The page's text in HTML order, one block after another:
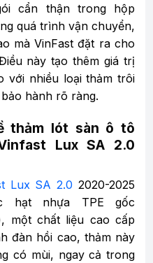
cẩn thận trong hộp
quá trình vận chuyển,
mà VinFast đặt ra cho
này tạo thêm giá trị
với nhiều loại thảm trôi
hành rõ ràng.
thảm lót sàn ô tô
Lux SA 2.0
Lux SA 2.0 2020-2025
hạt nhựa TPE gốc
một chất liệu cao cấp
đàn hồi cao, thảm này
có mùi, ngay cả trong